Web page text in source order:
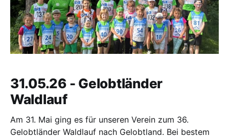
31.05.26 - Gelobtländer
Waldlauf
Am 31. Mai ging es für unseren Verein zum 36.
Gelobtländer Waldlauf nach Gelobtland. Bei bestem